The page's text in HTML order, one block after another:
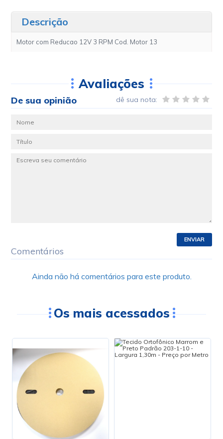
Descrição
Motor com Reducao 12V 3 RPM Cod. Motor 13
Avaliações
De sua opinião dê sua nota:
ENVIAR
Comentários
Ainda não há comentários para este produto.
Os mais acessados